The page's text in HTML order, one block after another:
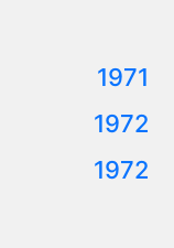
1971
1972
1972